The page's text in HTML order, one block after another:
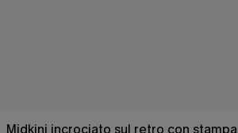
Midkini incrociato sul retro con stampa